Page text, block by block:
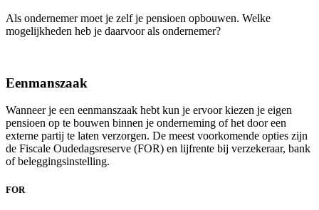
Als ondernemer moet je zelf je pensioen opbouwen. Welke
mogelijkheden heb je daarvoor als ondernemer?
Eenmanszaak
Wanneer je een eenmanszaak hebt kun je ervoor kiezen je eigen
pensioen op te bouwen binnen je onderneming of het door een
externe partij te laten verzorgen. De meest voorkomende opties zijn
de Fiscale Oudedagsreserve (FOR) en lijfrente bij verzekeraar, bank
of beleggingsinstelling.
FOR